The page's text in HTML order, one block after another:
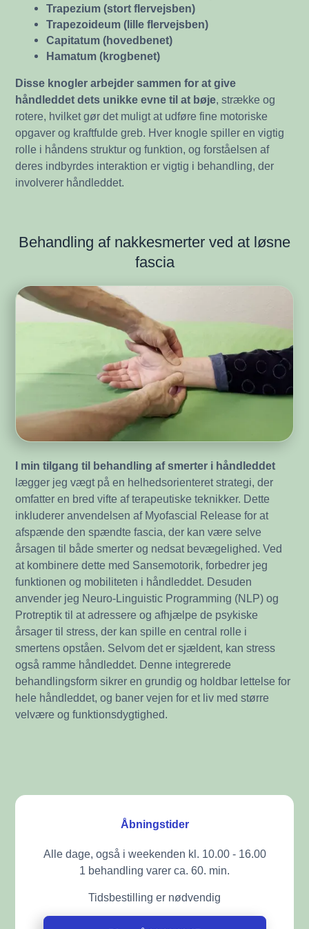
Trapezium (stort flervejsben)
Trapezoideum (lille flervejsben)
Capitatum (hovedbenet)
Hamatum (krogbenet)
Disse knogler arbejder sammen for at give
håndleddet dets unikke evne til at bøje, strække og
rotere, hvilket gør det muligt at udføre fine motoriske
opgaver og kraftfulde greb. Hver knogle spiller en vigtig
rolle i håndens struktur og funktion, og forståelsen af
deres indbyrdes interaktion er vigtig i behandling, der
involverer håndleddet.
Behandling af nakkesmerter ved at løsne
fascia
I min tilgang til behandling af smerter i håndleddet
lægger jeg vægt på en helhedsorienteret strategi, der
omfatter en bred vifte af terapeutiske teknikker. Dette
inkluderer anvendelsen af Myofascial Release for at
afspænde den spændte fascia, der kan være selve
årsagen til både smerter og nedsat bevægelighed. Ved
at kombinere dette med Sansemotorik, forbedrer jeg
funktionen og mobiliteten i håndleddet. Desuden
anvender jeg Neuro-Linguistic Programming (NLP) og
Protreptik til at adressere og afhjælpe de psykiske
årsager til stress, der kan spille en central rolle i
smertens opståen. Selvom det er sjældent, kan stress
også ramme håndleddet. Denne integrerede
behandlingsform sikrer en grundig og holdbar lettelse for
hele håndleddet, og baner vejen for et liv med større
velvære og funktionsdygtighed.
Åbningstider
Alle dage, også i weekenden kl. 10.00 - 16.00
1 behandling varer ca. 60. min.
Tidsbestilling er nødvendig